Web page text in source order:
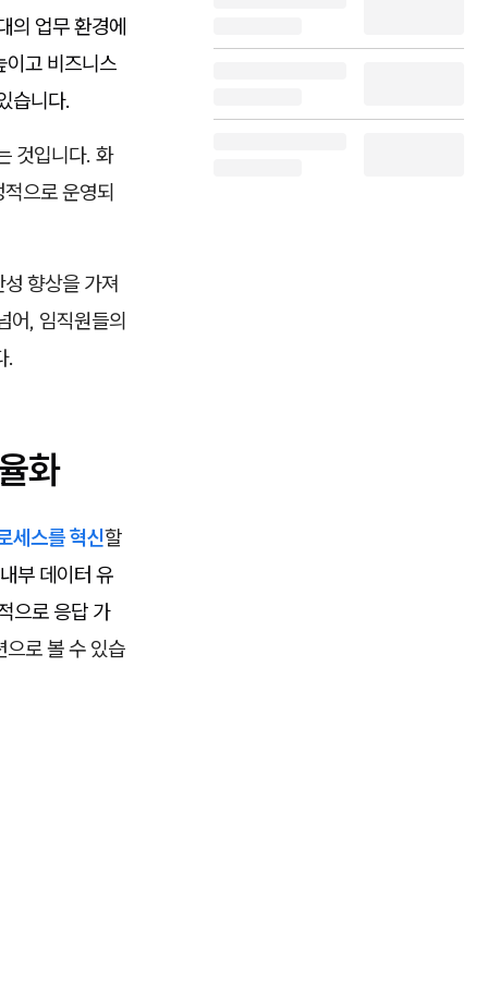
의 업무 환경에
고 비즈니스
습니다.
것입니다. 화
으로 운영되
향상을 가져
어, 임직원들의
.
화
세스를 혁신할
부 데이터 유
으로 응답 가
로 볼 수 있습